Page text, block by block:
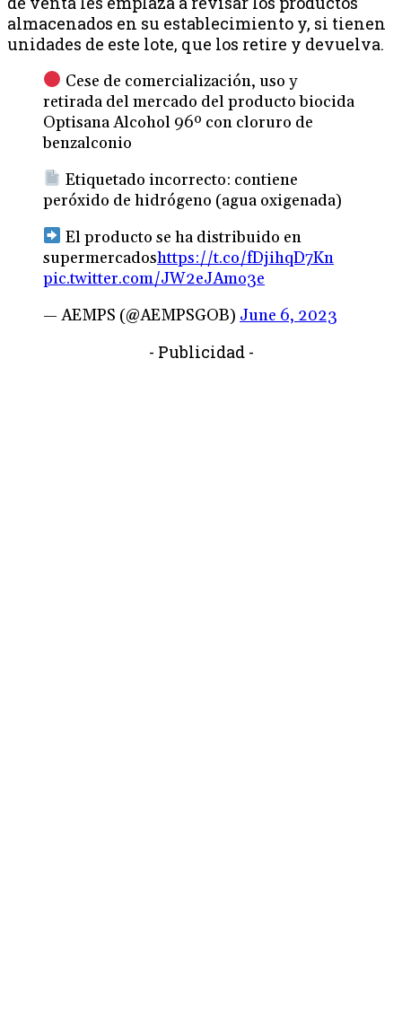
almacenados en su establecimiento y, si tienen
unidades de este lote, que los retire y devuelva.
Cese de comercialización, uso y
retirada del mercado del producto biocida
Optisana Alcohol 96º con cloruro de
benzalconio
Etiquetado incorrecto: contiene
peróxido de hidrógeno (agua oxigenada)
El producto se ha distribuido en
supermercadoshttps://t.co/fDjihqD7Kn
pic.twitter.com/JW2eJAmo3e
— AEMPS (@AEMPSGOB) June 6, 2023
- Publicidad -